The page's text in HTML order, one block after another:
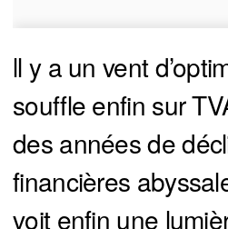
ll y a un vent
souffle enfin sur
des années de
financières
voit enfin une